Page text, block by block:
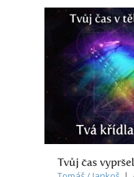
Tvůj čas vypršel